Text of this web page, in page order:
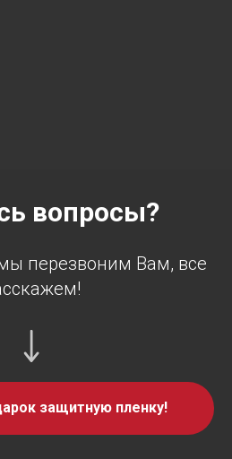
вопросы?
перезвоним Вам, все
защитную пленку!